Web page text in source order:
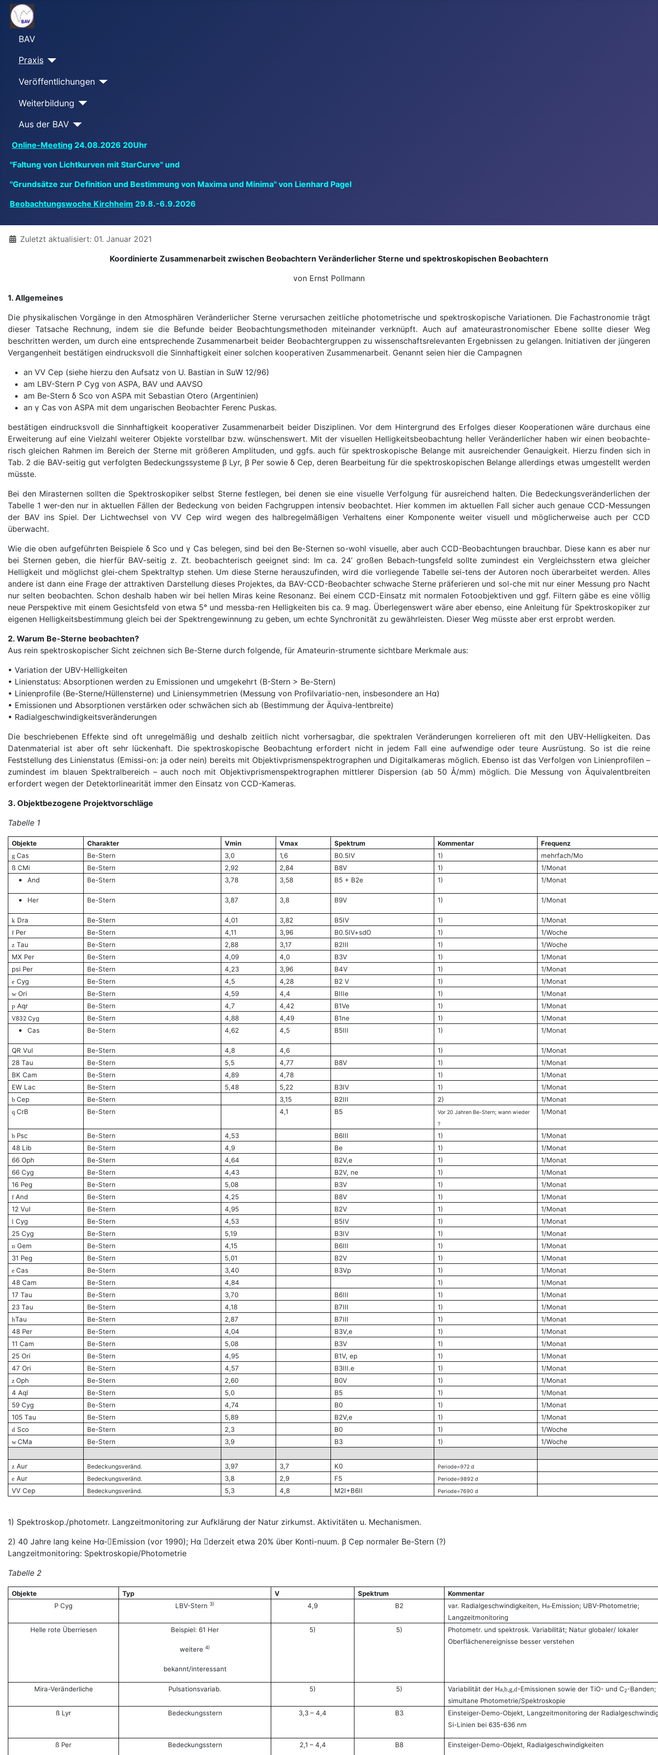
BAV
Praxis
Veröffentlichungen
Weiterbildung
Aus der BAV
Online-Meeting 24.08.2026 20Uhr
"Faltung von Lichtkurven mit StarCurve" und
"Grundsätze zur Definition und Bestimmung von Maxima und Minima" von Lienhard Pagel
Beobachtungswoche Kirchheim 29.8.-6.9.2026
DetailsZuletzt aktualisiert: 01. Januar 2021
Koordinierte Zusammenarbeit zwischen Beobachtern Veränderlicher Sterne und spektroskopischen Beobachtern
von Ernst Pollmann
1. Allgemeines
Die physikalischen Vorgänge in den Atmosphären Veränderlicher Sterne verursachen zeitliche photometrische und spektroskopische Variationen. Die Fachastronomie trägt
dieser Tatsache Rechnung, indem sie die Befunde beider Beobachtungsmethoden miteinander verknüpft. Auch auf amateurastronomischer Ebene sollte dieser Weg
beschritten werden, um durch eine entsprechende Zusammenarbeit beider Beobachtergruppen zu wissenschaftsrelevanten Ergebnissen zu gelangen. Initiativen der jüngeren
Vergangenheit bestätigen eindrucksvoll die Sinnhaftigkeit einer solchen kooperativen Zusammenarbeit. Genannt seien hier die Campagnen
an VV Cep (siehe hierzu den Aufsatz von U. Bastian in SuW 12/96)
am LBV-Stern P Cyg von ASPA, BAV und AAVSO
am Be-Stern δ Sco von ASPA mit Sebastian Otero (Argentinien)
an γ Cas von ASPA mit dem ungarischen Beobachter Ferenc Puskas.
bestätigen eindrucksvoll die Sinnhaftigkeit kooperativer Zusammenarbeit beider Disziplinen. Vor dem Hintergrund des Erfolges dieser Kooperationen wäre durchaus eine
Erweiterung auf eine Vielzahl weiterer Objekte vorstellbar bzw. wünschenswert. Mit der visuellen Helligkeitsbeobachtung heller Veränderlicher haben wir einen beobachte-
risch gleichen Rahmen im Bereich der Sterne mit größeren Amplituden, und ggfs. auch für spektroskopische Belange mit ausreichender Genauigkeit. Hierzu finden sich in
Tab. 2 die BAV-seitig gut verfolgten Bedeckungssysteme β Lyr, β Per sowie δ Cep, deren Bearbeitung für die spektroskopischen Belange allerdings etwas umgestellt werden
müsste.
Bei den Mirasternen sollten die Spektroskopiker selbst Sterne festlegen, bei denen sie eine visuelle Verfolgung für ausreichend halten. Die Bedeckungsveränderlichen der
Tabelle 1 wer-den nur in aktuellen Fällen der Bedeckung von beiden Fachgruppen intensiv beobachtet. Hier kommen im aktuellen Fall sicher auch genaue CCD-Messungen
der BAV ins Spiel. Der Lichtwechsel von VV Cep wird wegen des halbregelmäßigen Verhaltens einer Komponente weiter visuell und möglicherweise auch per CCD
überwacht.
Wie die oben aufgeführten Beispiele δ Sco und γ Cas belegen, sind bei den Be-Sternen so-wohl visuelle, aber auch CCD-Beobachtungen brauchbar. Diese kann es aber nur
bei Sternen geben, die hierfür BAV-seitig z. Zt. beobachterisch geeignet sind: Im ca. 24’ großen Bebach-tungsfeld sollte zumindest ein Vergleichsstern etwa gleicher
Helligkeit und möglichst glei-chem Spektraltyp stehen. Um diese Sterne herauszufinden, wird die vorliegende Tabelle sei-tens der Autoren noch überarbeitet werden. Alles
andere ist dann eine Frage der attraktiven Darstellung dieses Projektes, da BAV-CCD-Beobachter schwache Sterne präferieren und sol-che mit nur einer Messung pro Nacht
nur selten beobachten. Schon deshalb haben wir bei hellen Miras keine Resonanz. Bei einem CCD-Einsatz mit normalen Fotoobjektiven und ggf. Filtern gäbe es eine völlig
neue Perspektive mit einem Gesichtsfeld von etwa 5° und messba-ren Helligkeiten bis ca. 9 mag. Überlegenswert wäre aber ebenso, eine Anleitung für Spektroskopiker zur
eigenen Helligkeitsbestimmung gleich bei der Spektrengewinnung zu geben, um echte Synchronität zu gewährleisten. Dieser Weg müsste aber erst erprobt werden.
2. Warum Be-Sterne beobachten?
Aus rein spektroskopischer Sicht zeichnen sich Be-Sterne durch folgende, für Amateurin-strumente sichtbare Merkmale aus:
• Variation der UBV-Helligkeiten
• Linienstatus: Absorptionen werden zu Emissionen und umgekehrt (B-Stern > Be-Stern)
• Linienprofile (Be-Sterne/Hüllensterne) und Liniensymmetrien (Messung von Profilvariatio-nen, insbesondere an Hα)
• Emissionen und Absorptionen verstärken oder schwächen sich ab (Bestimmung der Äquiva-lentbreite)
• Radialgeschwindigkeitsveränderungen
Die beschriebenen Effekte sind oft unregelmäßig und deshalb zeitlich nicht vorhersagbar, die spektralen Veränderungen korrelieren oft mit den UBV-Helligkeiten. Das
Datenmaterial ist aber oft sehr lückenhaft. Die spektroskopische Beobachtung erfordert nicht in jedem Fall eine aufwendige oder teure Ausrüstung. So ist die reine
Feststellung des Linienstatus (Emissi-on: ja oder nein) bereits mit Objektivprismenspektrographen und Digitalkameras möglich. Ebenso ist das Verfolgen von Linienprofilen –
zumindest im blauen Spektralbereich – auch noch mit Objektivprismenspektrographen mittlerer Dispersion (ab 50 Å/mm) möglich. Die Messung von Äquivalentbreiten
erfordert wegen der Detektorlinearität immer den Einsatz von CCD-Kameras.
3. Objektbezogene Projektvorschläge
Tabelle 1
Objekte Charakter Vmin Vmax Spektrum Kommentar Frequenz
gCas Be-Stern 3,0 1,6 B0.5IV 1)
mehrfach/Mo
ß CMi
Be-Stern 2,92 2,84 B8V 1)
1/Monat
And
Be-Stern 3,78 3,58 B5 + B2e 1) 1/Monat
Her Be-Stern 3,87 3,8 B9V 1) 1/Monat
k Dra Be-Stern 4,01 3,82 B5IV 1) 1/Monat
fPer Be-Stern 4,11 3,96 B0.5IV+sdO 1) 1/Woche
z Tau Be-Stern 2,88 3,17 B2III 1)
1/Woche
MX Per
Be-Stern 4,09 4,0 B3V 1)
1/Monat
psi Per
Be-Stern 4,23 3,96 B4V 1) 1/Monat
e Cyg Be-Stern 4,5 4,28 B2 V 1) 1/Monat
wOri Be-Stern 4,59 4,4 BIIIe 1) 1/Monat
p Aqr Be-Stern 4,7 4,42 B1Ve 1) 1/Monat
V832 Cyg Be-Stern 4,88 4,49 B1ne 1)
1/Monat
Cas
Be-Stern 4,62 4,5 B5III 1) 1/Monat
QR Vul Be-Stern 4,8 4,6 1)
1/Monat
28 Tau
Be-Stern 5,5 4,77 B8V 1)
1/Monat
BK Cam
Be-Stern 4,89 4,78 1)
1/Monat
EW Lac
Be-Stern 5,48 5,22 B3IV 1) 1/Monat
bCep Be-Stern 3,15 B2III 2) 1/Monat
qCrB Be-Stern 4,1 B5
Vor 20 Jahren Be-Stern; wann wieder
?
1/Monat
b Psc Be-Stern 4,53 B6III 1)
1/Monat
48 Lib
Be-Stern 4,9 Be 1)
1/Monat
66 Oph
Be-Stern 4,64 B2V,e 1)
1/Monat
66 Cyg
Be-Stern 4,43 B2V, ne 1)
1/Monat
16 Peg
Be-Stern 5,08 B3V 1) 1/Monat
fAnd Be-Stern 4,25 B8V 1)
1/Monat
12 Vul
Be-Stern 4,95 B2V 1) 1/Monat
l Cyg Be-Stern 4,53 B5IV 1)
1/Monat
25 Cyg
Be-Stern 5,19 B3IV 1) 1/Monat
n Gem Be-Stern 4,15 B6III 1)
1/Monat
31 Peg
Be-Stern 5,01 B2V 1) 1/Monat
eCas Be-Stern 3,40 B3Vp 1)
1/Monat
48 Cam
Be-Stern 4,84 1)
1/Monat
17 Tau
Be-Stern 3,70 B6III 1)
1/Monat
23 Tau
Be-Stern 4,18 B7III 1) 1/Monat
hTau Be-Stern 2,87 B7III 1)
1/Monat
48 Per
Be-Stern 4,04 B3V,e 1)
1/Monat
11 Cam
Be-Stern 5,08 B3V 1)
1/Monat
25 Ori
Be-Stern 4,95 B1V, ep 1)
1/Monat
47 Ori
Be-Stern 4,57 B3III.e 1) 1/Monat
zOph Be-Stern 2,60 B0V 1)
1/Monat
4 Aql
Be-Stern 5,0 B5 1)
1/Monat
59 Cyg
Be-Stern 4,74 B0 1)
1/Monat
105 Tau
Be-Stern 5,89 B2V,e 1) 1/Monat
d Sco Be-Stern 2,3 B0 1) 1/Woche
wCMa Be-Stern 3,9 B3 1) 1/Woche
z Aur Bedeckungsveränd. 3,97 3,7 K0 Periode=972 d
e Aur Bedeckungsveränd. 3,8 2,9 F5 Periode=9892 d
VV Cep Bedeckungsveränd. 5,3 4,8 M2I+B6II Periode=7690 d
1) Spektroskop./photometr. Langzeitmonitoring zur Aufklärung der Natur zirkumst. Aktivitäten u. Mechanismen.
2) 40 Jahre lang keine Hα-Emission (vor 1990); Hα derzeit etwa 20% über Konti-nuum. β Cep normaler Be-Stern (?)
Langzeitmonitoring: Spektroskopie/Photometrie
Tabelle 2
Objekte Typ V Spektrum
Kommentar
P Cyg
LBV-Stern 3) 4,9 B2 var. Radialgeschwindigkeiten, Ha-Emission; UBV-Photometrie;
Langzeitmonitoring
Helle rote Überriesen
Beispiel: 61 Her
weitere 4)
bekannt/interessant
5) 5)
Photometr. und spektrosk. Variabilität; Natur globaler/ lokaler
Oberflächenereignisse besser verstehen
Mira-Veränderliche Pulsationsvariab. 5) 5) Variabilität der Ha,b,g,d-Emissionen sowie der TiO- und C2-Banden;
simultane Photometrie/Spektroskopie
ß Lyr
Bedeckungsstern 3,3 – 4,4 B3 Einsteiger-Demo-Objekt, Langzeitmonitoring der
Si-Linien bei 635-636 nm
ß Per Bedeckungsstern 2,1 – 4,4 B8 Einsteiger-Demo-Objekt, Radialgeschwindigkeiten